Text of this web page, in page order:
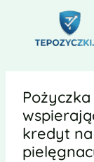
kredyt